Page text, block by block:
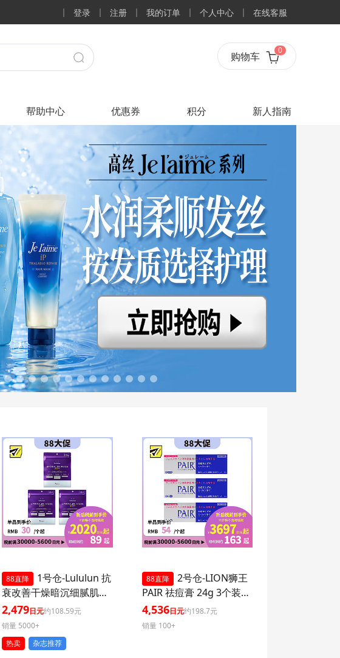
登录 注册 我的订单 个人中心 在线客服
购物车 0
帮助中心 优惠券 积分 新人指南
88直降
1号仓-Lululun 抗
衰改善干燥暗沉细腻肌肤
外泌体精华液保湿面膜 7
片 3个装 Exosome 增加
肌肤弹力透明感
2,479日元约108.59元
销量 5000+
热卖
杂志推荐
88直降
2号仓-LION狮王
PAIR 祛痘膏 24g 3个装
去粉刺暗疮 去痘印修复痘
坑 舒缓炎症红肿【第2类
4,536日元约198.7元
销量 100+